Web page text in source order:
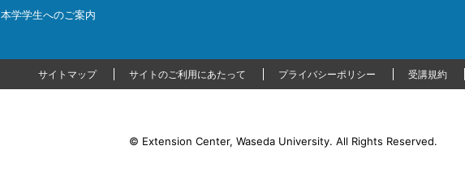
本学学生へのご案内
サイトマップ サイトのご利用にあたって プライバシーポリシー 受講規約
© Extension Center, Waseda University. All Rights Reserved.